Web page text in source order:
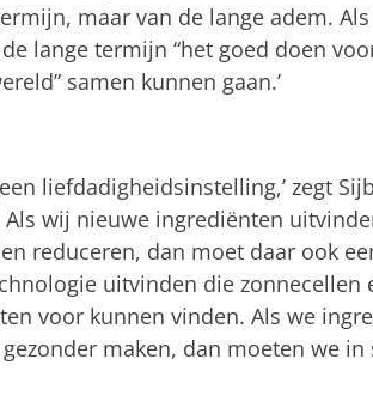
maar van de lange adem.
lange termijn “het goed doen
samen kunnen gaan.’
liefdadigheidsinstelling,’ zegt
wij nieuwe ingrediënten
reduceren, dan moet daar ook
uitvinden die zonnecellen
voor kunnen vinden. Als we
maken, dan moeten we in